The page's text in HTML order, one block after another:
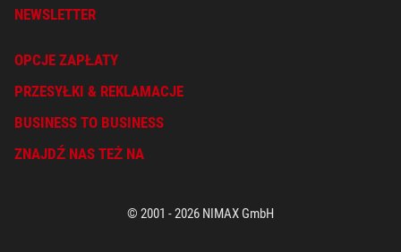
NEWSLETTER
OPCJE ZAPŁATY
PRZESYŁKI & REKLAMACJE
BUSINESS TO BUSINESS
ZNAJDŹ NAS TEŻ NA
© 2001 - 2026 NIMAX GmbH